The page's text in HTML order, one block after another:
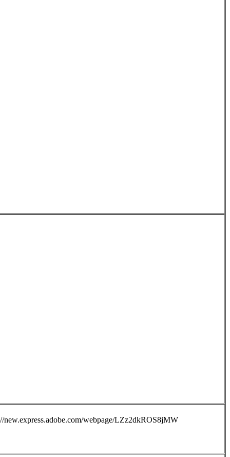
webpage/LZz2dkROS8jMW